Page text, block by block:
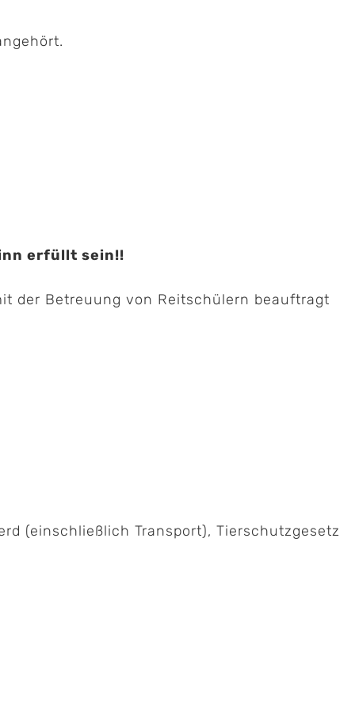
erfüllt sein!!
der Betreuung von Reitschülern beauftragt
(einschließlich Transport), Tierschutzgesetz